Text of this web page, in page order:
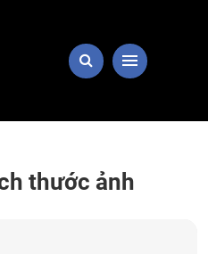
thước ảnh